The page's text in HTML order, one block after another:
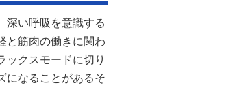
深い呼吸を意識する
と筋肉の働きに関わ
ックスモードに切り
になることがあるそ